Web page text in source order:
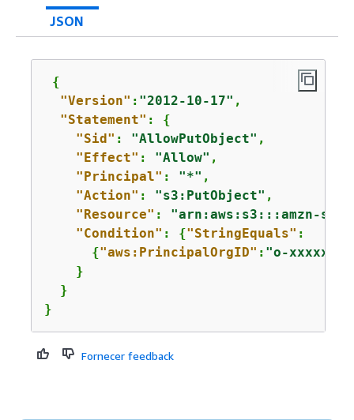
JSON
{
"Version" : "2012-10-17" ,
"Statement" : {
"Sid" : "AllowPutObject" ,
"Effect" : "Allow" ,
"Principal" : "*" ,
"Action" : "s3:PutObject" ,
"Resource" : "arn:aws:s3:::amzn-s3-
"Condition" : {"StringEquals" :
{"aws:PrincipalOrgID" : "o-
    }
  }
}
Fornecer feedback